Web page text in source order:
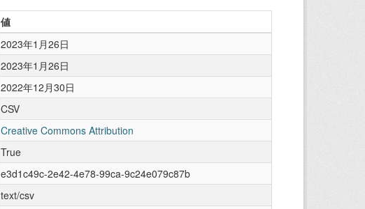
値
2023年1月26日
2023年1月26日
2022年12月30日
CSV
Creative Commons Attribution
True
e3d1c49c-2e42-4e78-99ca-9c24e079c87b
text/csv